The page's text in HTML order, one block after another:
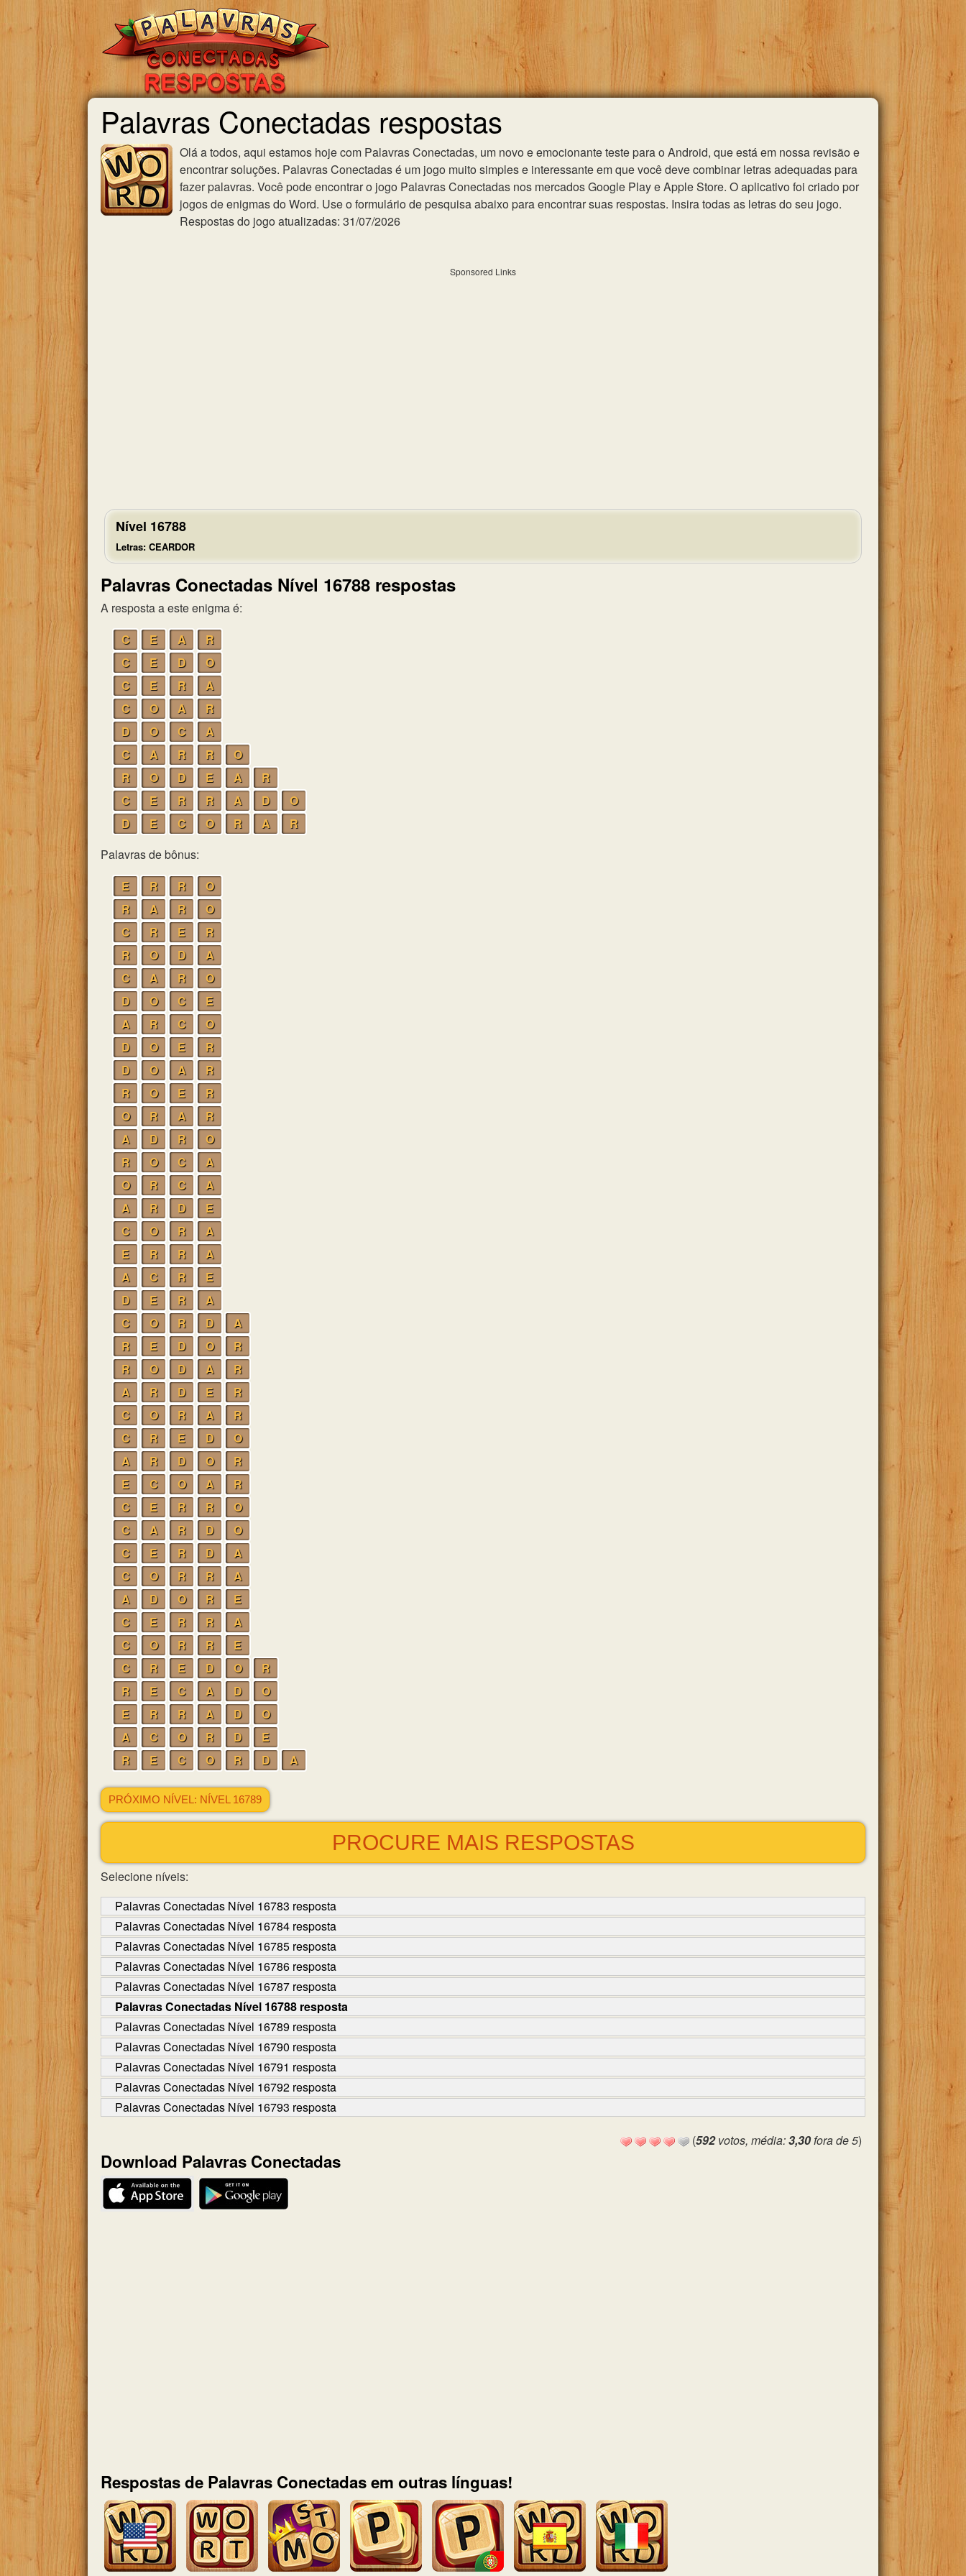
Palavras Conectadas respostas
Olá a todos, aqui estamos hoje com Palavras Conectadas, um novo e emocionante teste para o Android, que está em nossa revisão e
encontrar soluções. Palavras Conectadas é um jogo muito simples e interessante em que você deve combinar letras adequadas para
fazer palavras. Você pode encontrar o jogo Palavras Conectadas nos mercados Google Play e Apple Store. O aplicativo foi criado por
jogos de enigmas do Word. Use o formulário de pesquisa abaixo para encontrar suas respostas. Insira todas as letras do seu jogo.
Respostas do jogo atualizadas: 31/07/2026
Sponsored Links
Nível 16788
Letras: CEARDOR
Palavras Conectadas Nível 16788 respostas
A resposta a este enigma é:
C
E A
R
C
E D
O
C
E R
A
C
O A
R
D
O C
A
C
A R R
O
R
O D E A
R
C
E R R A D
O
D
E C O R A
R
Palavras de bônus:
E
R R
O
R
A R
O
C
R E
R
R
O D
A
C
A R
O
D
O C
E
A
R C
O
D
O E
R
D
O A
R
R
O E
R
O
R A
R
A
D R
O
R
O C
A
O
R C
A
A
R D
E
C
O R
A
E
R R
A
A
C R
E
D
E R
A
C
O R D
A
R
E D O
R
R
O D A
R
A
R D E
R
C
O R A
R
C
R E D
O
A
R D O
R
E
C O A
R
C
E R R
O
C
A R D
O
C
E R D
A
C
O R R
A
A
D O R
E
C
E R R
A
C
O R R
E
C
R E D O
R
R
E C A D
O
E
R R A D
O
A
C O R D
E
R
E C O R D A
PRÓXIMO NÍVEL: NÍVEL 16789
PROCURE MAIS RESPOSTAS
Selecione níveis:
Palavras Conectadas Nível 16783 resposta
Palavras Conectadas Nível 16784 resposta
Palavras Conectadas Nível 16785 resposta
Palavras Conectadas Nível 16786 resposta
Palavras Conectadas Nível 16787 resposta
Palavras Conectadas Nível 16788 resposta
Palavras Conectadas Nível 16789 resposta
Palavras Conectadas Nível 16790 resposta
Palavras Conectadas Nível 16791 resposta
Palavras Conectadas Nível 16792 resposta
Palavras Conectadas Nível 16793 resposta
(592votos, média:3,30fora de 5)
Download Palavras Conectadas
Respostas de Palavras Conectadas em outras línguas!